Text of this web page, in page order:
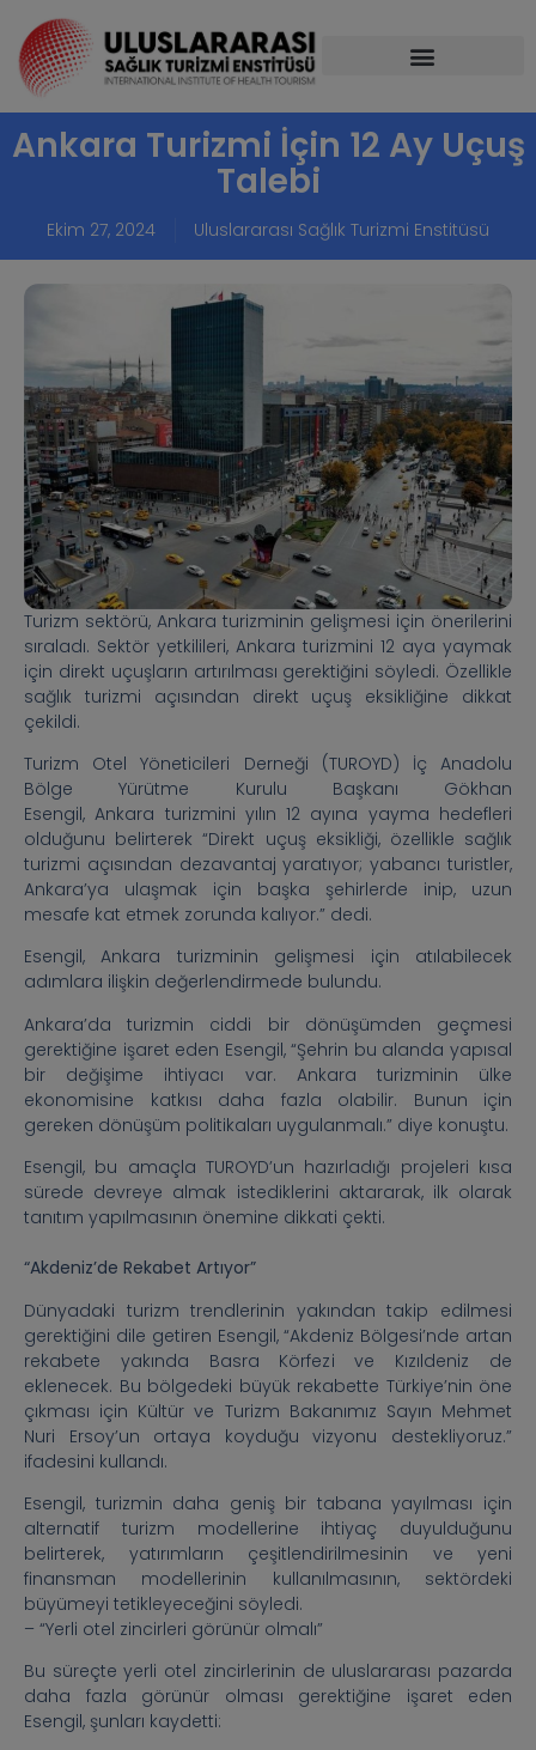
Ankara Turizmi İçin 12 Ay Uçuş
Talebi
Ekim 27, 2024 Uluslararası Sağlık Turizmi Enstitüsü
Turizm sektörü, Ankara turizminin gelişmesi için önerilerini
sıraladı. Sektör yetkilileri, Ankara turizmini 12 aya yaymak
için direkt uçuşların artırılması gerektiğini söyledi. Özellikle
sağlık turizmi açısından direkt uçuş eksikliğine dikkat
çekildi.
Turizm Otel Yöneticileri Derneği (TUROYD​​​​​​​) İç Anadolu
Bölge Yürütme Kurulu Başkanı Gökhan
Esengil, Ankara turizmini yılın 12 ayına yayma hedefleri
olduğunu belirterek “Direkt uçuş eksikliği, özellikle sağlık
turizmi açısından dezavantaj yaratıyor; yabancı turistler,
Ankara’ya ulaşmak için başka şehirlerde inip, uzun
mesafe kat etmek zorunda kalıyor.” dedi.
Esengil, Ankara turizminin gelişmesi için atılabilecek
adımlara ilişkin değerlendirmede bulundu.
Ankara’da turizmin ciddi bir dönüşümden geçmesi
gerektiğine işaret eden Esengil, “Şehrin bu alanda yapısal
bir değişime ihtiyacı var. Ankara turizminin ülke
ekonomisine katkısı daha fazla olabilir. Bunun için
gereken dönüşüm politikaları uygulanmalı.” diye konuştu.
Esengil, bu amaçla TUROYD’un hazırladığı projeleri kısa
sürede devreye almak istediklerini aktararak, ilk olarak
tanıtım yapılmasının önemine dikkati çekti.
“Akdeniz’de Rekabet Artıyor”
Dünyadaki turizm trendlerinin yakından takip edilmesi
gerektiğini dile getiren Esengil, “Akdeniz Bölgesi’nde artan
rekabete yakında Basra Körfezi ve Kızıldeniz de
eklenecek. Bu bölgedeki büyük rekabette Türkiye’nin öne
çıkması için Kültür ve Turizm Bakanımız Sayın Mehmet
Nuri Ersoy’un ortaya koyduğu vizyonu destekliyoruz.”
ifadesini kullandı.
Esengil, turizmin daha geniş bir tabana yayılması için
alternatif turizm modellerine ihtiyaç duyulduğunu
belirterek, yatırımların çeşitlendirilmesinin ve yeni
finansman modellerinin kullanılmasının, sektördeki
büyümeyi tetikleyeceğini söyledi.
– “Yerli otel zincirleri görünür olmalı”
Bu süreçte yerli otel zincirlerinin de uluslararası pazarda
daha fazla görünür olması gerektiğine işaret eden
Esengil, şunları kaydetti: